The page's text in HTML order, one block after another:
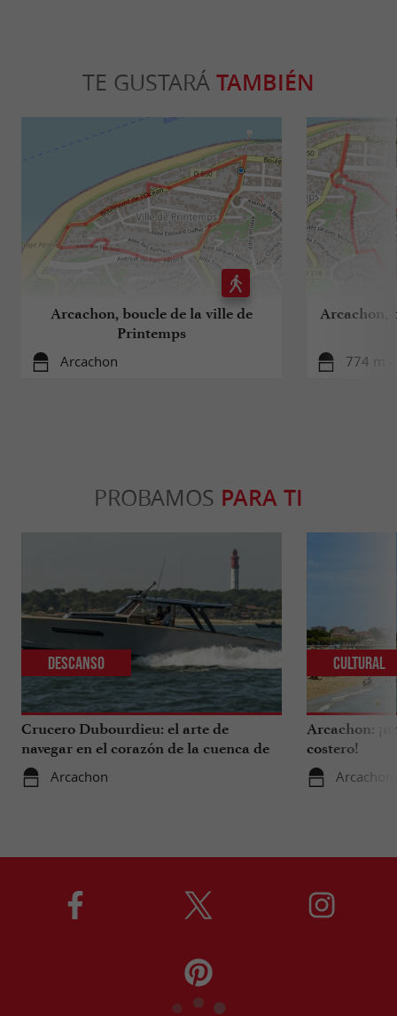
TE GUSTARÁ TAMBIÉN
Arcachon, boucle de la ville de
Printemps
Arcachon
Arcachon,
774 m -
PROBAMOS PARA TI
Crucero Dubourdieu: el arte de
navegar en el corazón de la cuenca de
Arcachon.
Arcachon
Descanso
Arcachon:
costero!
Arcachon
Cultural